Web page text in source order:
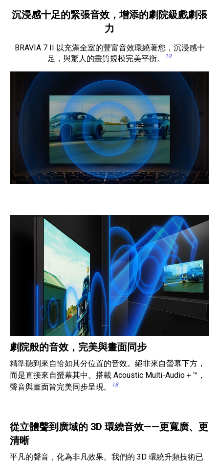
沉浸感十足的緊張音效，增添的劇院級戲劇張
力
BRAVIA 7 II 以充滿全室的豐富音效環繞著您，沉浸感十
足，與驚人的畫質規模完美平衡。
18
劇院般的音效，完美與畫面同步
精準聽到來自恰如其分位置的音效。絕非來自螢幕下方，
而是直接來自螢幕其中。搭載 Acoustic Multi-Audio＋™，
聲音與畫面皆完美同步呈現。
18
從立體聲到廣域的 3D 環繞音效——更寬廣、更
清晰
平凡的聲音，化為非凡效果。我們的 3D 環繞升頻技術已